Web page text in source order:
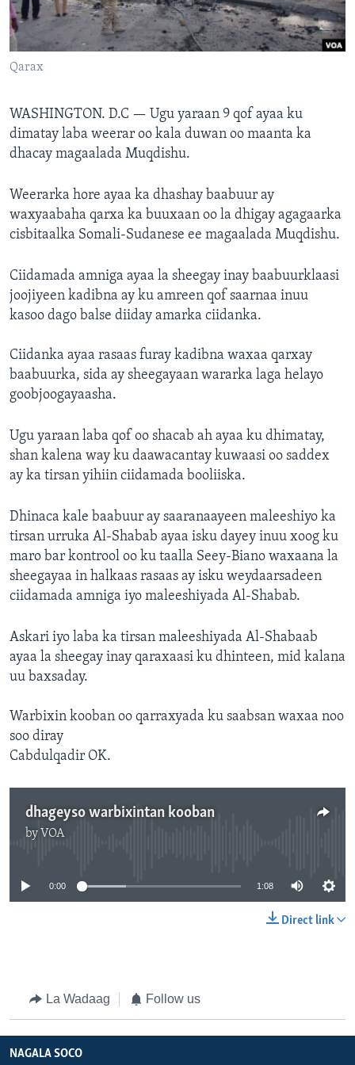
FAAQIDAADDA TODDOBAADKA
DHEXTAALKA TODDOBAADKA
Qarax
WASHINGTON. D.C — Ugu yaraan 9 qof ayaa ku
dimatay laba weerar oo kala duwan oo maanta ka
dhacay magaalada Muqdishu.
Weerarka hore ayaa ka dhashay baabuur ay
waxyaabaha qarxa ka buuxaan oo la dhigay agagaarka
cisbitaalka Somali-Sudanese ee magaalada Muqdishu.
Ciidamada amniga ayaa la sheegay inay baabuurklaasi
joojiyeen kadibna ay ku amreen qof saarnaa inuu
kasoo dago balse diiday amarka ciidanka.
Ciidanka ayaa rasaas furay kadibna waxaa qarxay
baabuurka, sida ay sheegayaan wararka laga helayo
goobjoogayaasha.
Ugu yaraan laba qof oo shacab ah ayaa ku dhimatay,
shan kalena way ku daawacantay kuwaasi oo saddex
ay ka tirsan yihiin ciidamada booliiska.
Dhinaca kale baabuur ay saaranaayeen maleeshiyo ka
tirsan urruka Al-Shabab ayaa isku dayey inuu xoog ku
maro bar kontrool oo ku taalla Seey-Biano waxaana la
sheegayaa in halkaas rasaas ay isku weydaarsadeen
ciidamada amniga iyo maleeshiyada Al-Shabab.
Askari iyo laba ka tirsan maleeshiyada Al-Shabaab
ayaa la sheegay inay qaraxaasi ku dhinteen, mid kalana
uu baxsaday.
Warbixin kooban oo qarraxyada ku saabsan waxaa noo
soo diray
Cabdulqadir OK.
dhageyso warbixintan kooban
by VOA
0:00 1:08
Direct link
La Wadaag Follow us
NAGALA SOCO